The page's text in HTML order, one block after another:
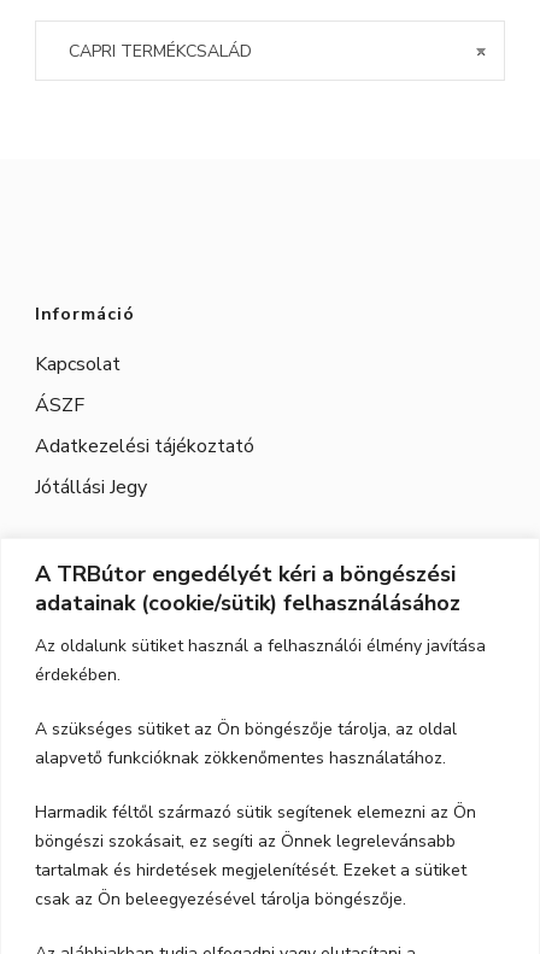
A TRBútor engedélyét kéri a böngészési
adatainak (cookie/sütik) felhasználásához
Az oldalunk sütiket használ a felhasználói élmény javítása
érdekében.
A szükséges sütiket az Ön böngészője tárolja, az oldal
alapvető funkcióknak zökkenőmentes használatához.
Harmadik féltől származó sütik segítenek elemezni az Ön
böngészi szokásait, ez segíti az Önnek legrelevánsabb
tartalmak és hirdetések megjelenítését. Ezeket a sütiket
csak az Ön beleegyezésével tárolja böngészője.
×
CAPRI TERMÉKCSALÁD
Információ
Kapcsolat
ÁSZF
Adatkezelési tájékoztató
Jótállási Jegy
Elérhetőség
Cím: 3526 Miskolc, Szeles utca 71.
Nyitvatartás:
Telefon:06-70-615-6771
email:trbutor1@gmail.com